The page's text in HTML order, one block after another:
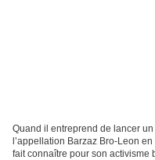
Quand il entreprend de lancer
l’appellation Barzaz Bro-Leon
fait connaître pour son activisme